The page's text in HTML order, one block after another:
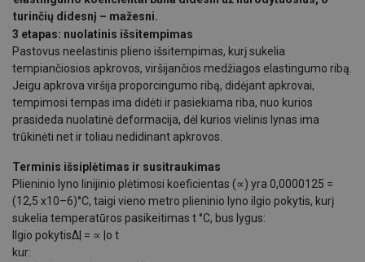
turinčių didesnį – mažesni.
3 etapas: nuolatinis išsitempimas
Pastovus neelastinis plieno išsitempimas, kurį sukelia
tempiančiosios apkrovos, viršijančios medžiagos elastingumo ribą.
Jeigu apkrova viršija proporcingumo ribą, didėjant apkrovai,
tempimosi tempas ima didėti ir pasiekiama riba, nuo kurios
prasideda nuolatinė deformacija, dėl kurios vielinis lynas ima
trūkinėti net ir toliau nedidinant apkrovos.
Terminis išsiplėtimas ir susitraukimas
Plieninio lyno linijinio plėtimosi koeficientas (∝) yra 0,0000125 =
(12,5 x10–6)°C, taigi vieno metro plieninio lyno ilgio pokytis, kurį
sukelia temperatūros pasikeitimas t °C, bus lygus:
Ilgio pokytisΔ| = ∝ |o t
kur: